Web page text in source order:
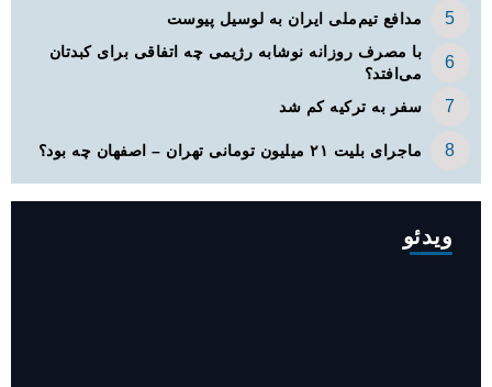
مدافع تیم‌ملی ایران به لوسیل پیوست
با مصرف روزانه نوشابه رژیمی چه اتفاقی برای کبدتان
می‌افتد؟
سفر به ترکیه کم شد
ماجرای بلیت ۲۱ میلیون تومانی تهران – اصفهان چه بود؟
ویدئو